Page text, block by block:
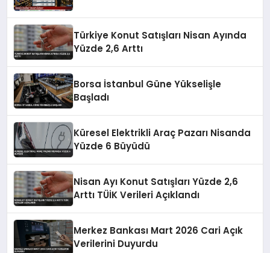
Türkiye Konut Satışları Nisan Ayında
Yüzde 2,6 Arttı
Borsa İstanbul Güne Yükselişle
Başladı
Küresel Elektrikli Araç Pazarı Nisanda
Yüzde 6 Büyüdü
Nisan Ayı Konut Satışları Yüzde 2,6
Arttı TÜİK Verileri Açıklandı
Merkez Bankası Mart 2026 Cari Açık
Verilerini Duyurdu